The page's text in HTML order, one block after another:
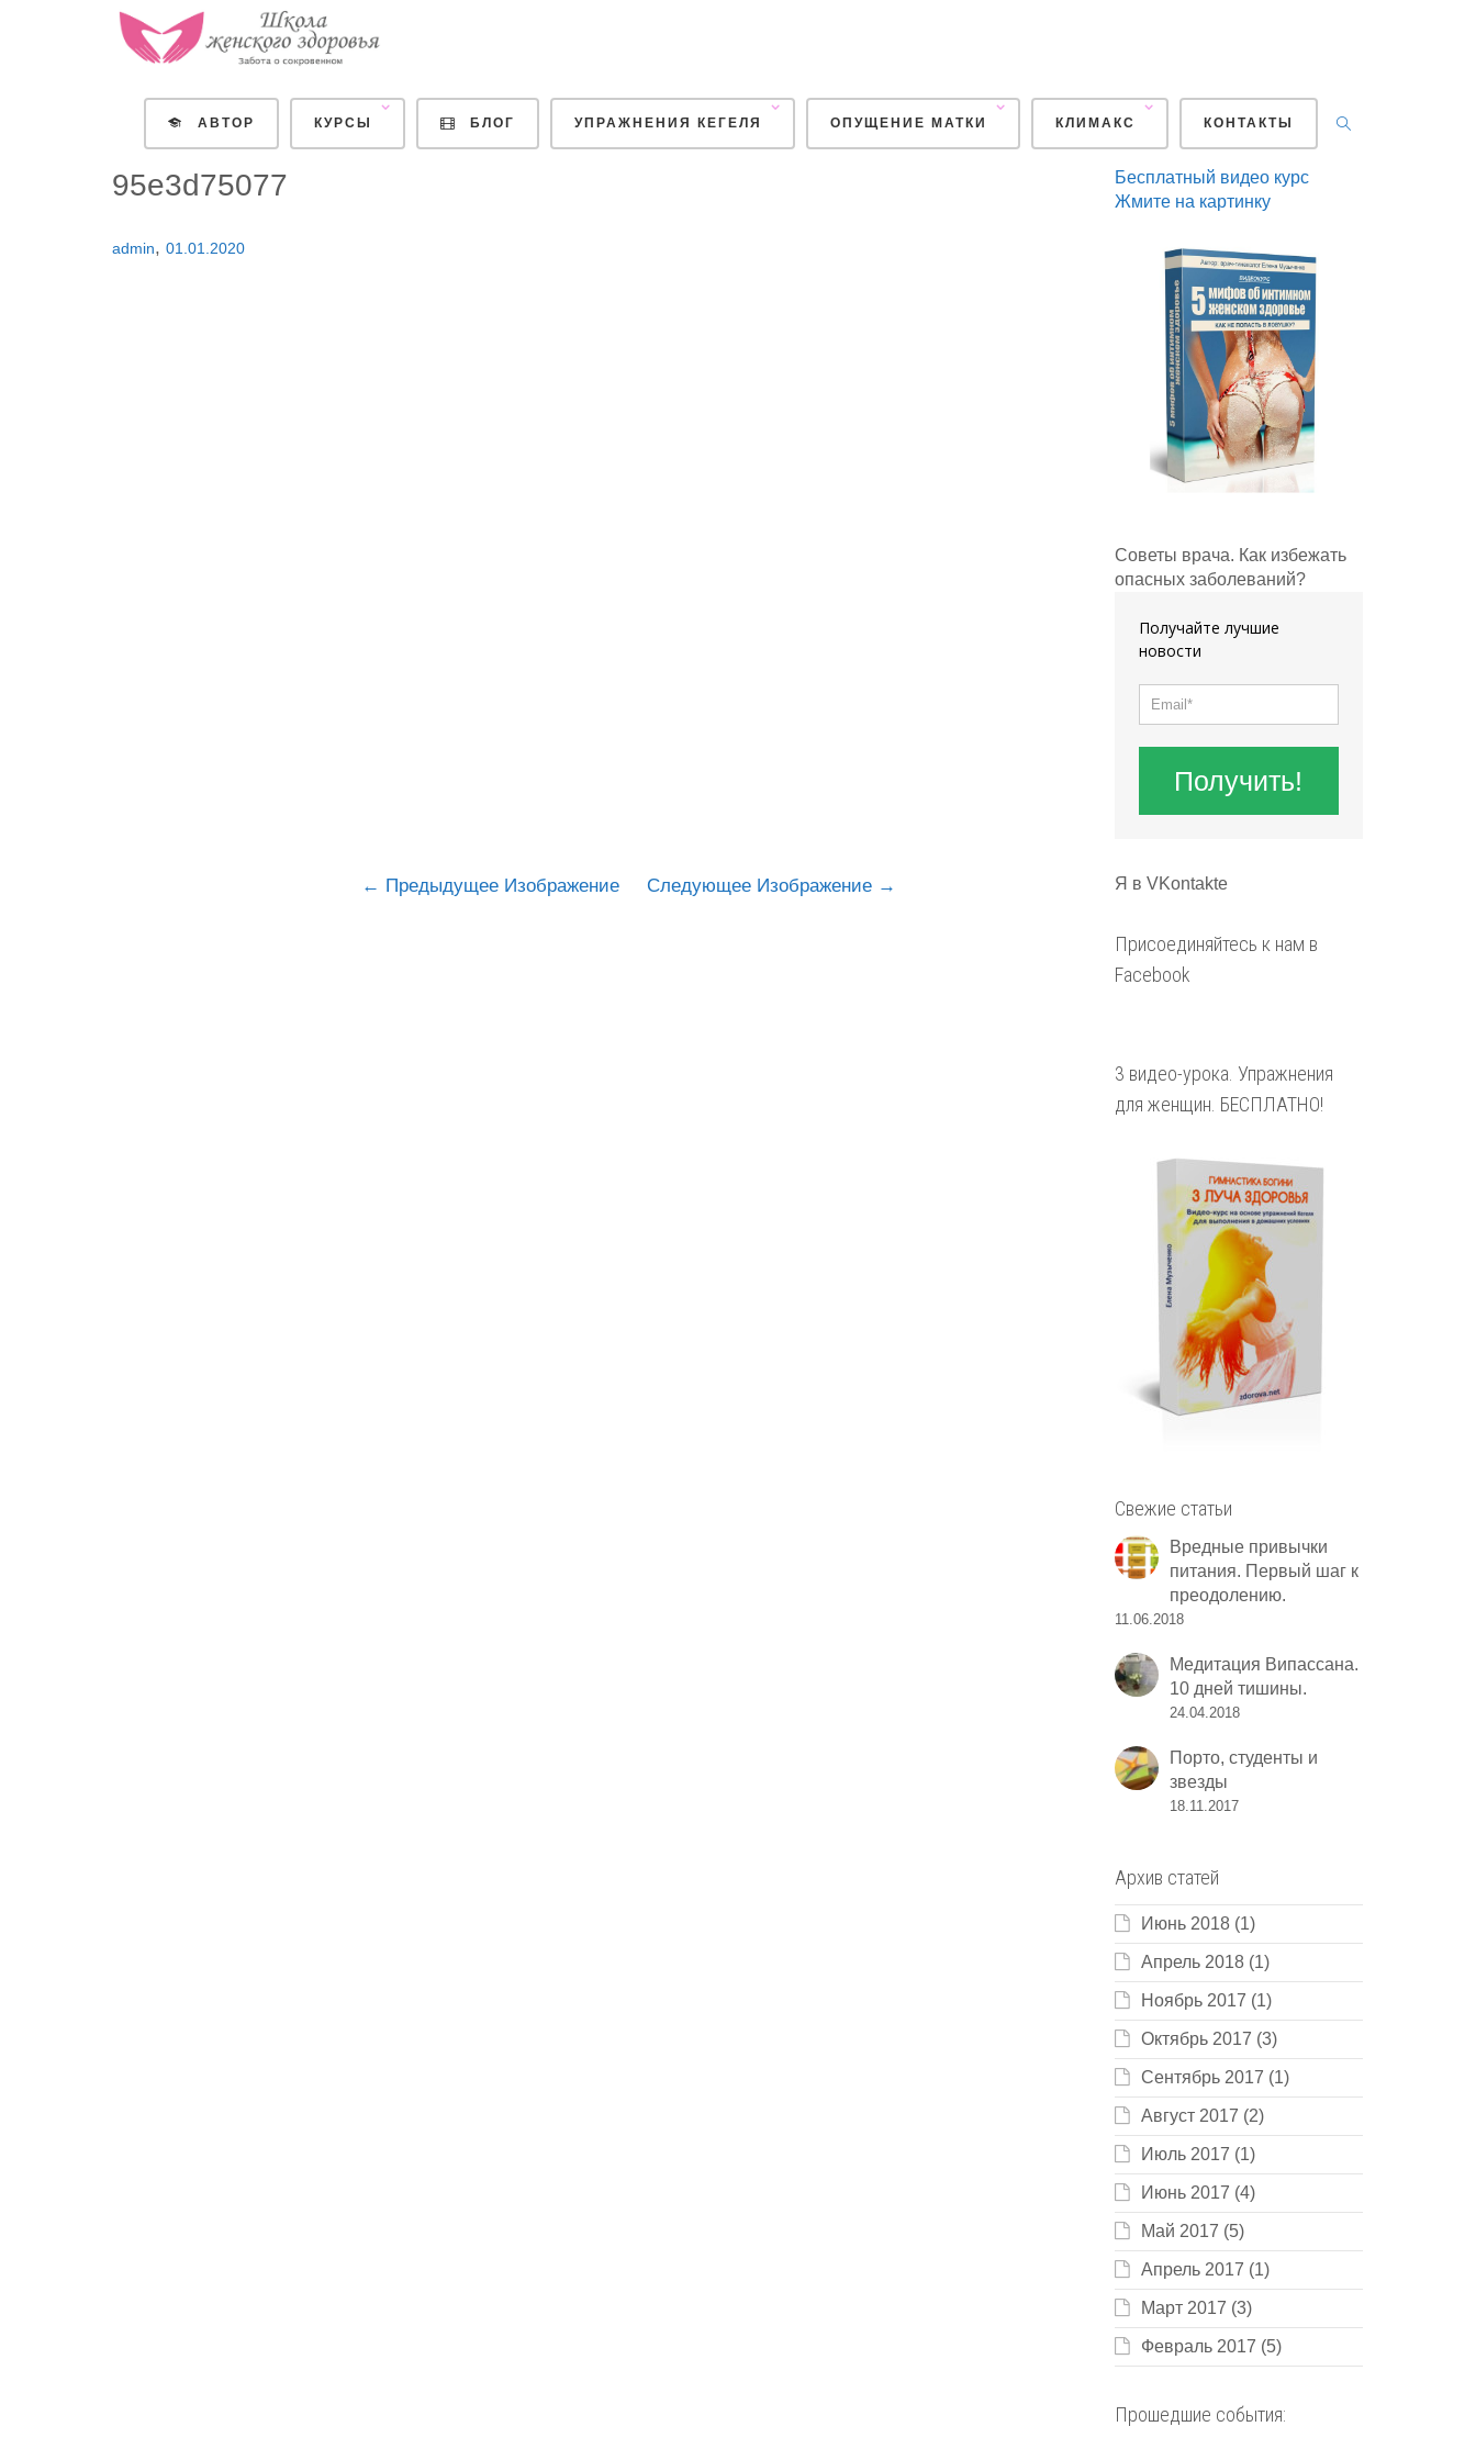
АВТОР КУРСЫ БЛОГ УПРАЖНЕНИЯ КЕГЕЛЯ ОПУЩЕНИЕ МАТКИ КЛИМАКС КОНТАКТЫ
+7929439-17-97 post@vospitanie2.com
95e3d75077
admin, 01.01.2020
Предыдущее Изображение Следующее Изображение
Бесплатный видео курс
Жмите на картинку
Советы врача. Как избежать
опасных заболеваний?
Получайте лучшие
новости
Получить!
Я в VKontakte
Присоединяйтесь к нам в
Facebook
3 видео-урока. Упражнения
для женщин. БЕСПЛАТНО!
Свежие статьи
Вредные привычки
питания. Первый шаг к
преодолению.
11.06.2018
Медитация Випассана.
10 дней тишины.
24.04.2018
Порто, студенты и
звезды
18.11.2017
Архив статей
Июнь 2018(1)
Апрель 2018(1)
Ноябрь 2017 (1)
Октябрь 2017 (3)
Сентябрь 2017 (1)
Август 2017 (2)
Июль 2017 (1)
Июнь 2017 (4)
Май 2017 (5)
Апрель 2017 (1)
Март 2017 (3)
Февраль 2017 (5)
Прошедшие события: